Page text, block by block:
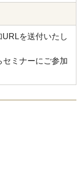
を送付いたし
セミナーにご参加